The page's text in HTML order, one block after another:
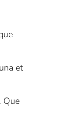
et
Que